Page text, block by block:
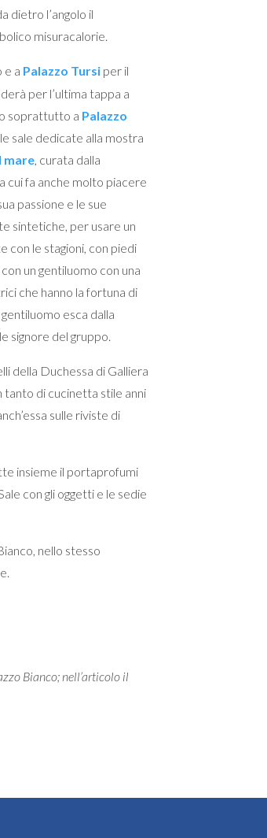
dietro l’angolo il
misuracalorie.
e a Palazzo Tursi per il
per l’ultima tappa a
soprattutto a Palazzo
sale dedicate alla mostra
mare, curata dalla
cui fa anche molto piacere
passione e le sue
sintetiche, per usare un
con le stagioni, con piedi
un gentiluomo con una
che hanno la fortuna di
esca dalla
signore del gruppo.
della Duchessa di Galliera
tanto di cucinetta stile anni
sulle riviste di
insieme il portaprofumi
con gli oggetti e le sedie
nello stesso
Bianco; nell’articolo il